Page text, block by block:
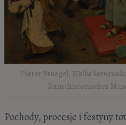
Pieter Bruegel, Walka
Kunsthistorisches
Pochody, procesje i festyny